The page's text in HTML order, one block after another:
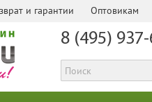
и гарантии Оптовикам
8 (495)